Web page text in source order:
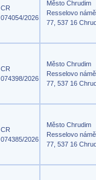
CR
074054/2026
Město Chrudim
Resselovo
77, 537 16
CR
074398/2026
Město Chrudim
Resselovo
77, 537 16
CR
074385/2026
Město Chrudim
Resselovo
77, 537 16